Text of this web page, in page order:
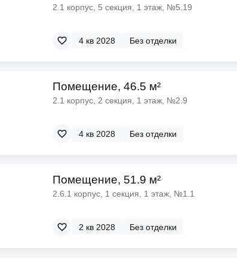
2.1 корпус, 5 секция, 1 этаж, №5.19
4 кв 2028 Без отделки
Помещение, 46.5 м²
2.1 корпус, 2 секция, 1 этаж, №2.9
4 кв 2028 Без отделки
Помещение, 51.9 м²
2.6.1 корпус, 1 секция, 1 этаж, №1.1
2 кв 2028 Без отделки